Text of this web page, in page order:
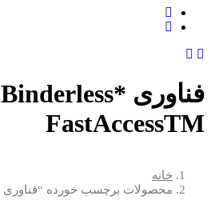
فناوری Binderless*
FastAccessTM
خانه
محصولات برچسب خورده “فناوری Binderless* FastAccessTM”